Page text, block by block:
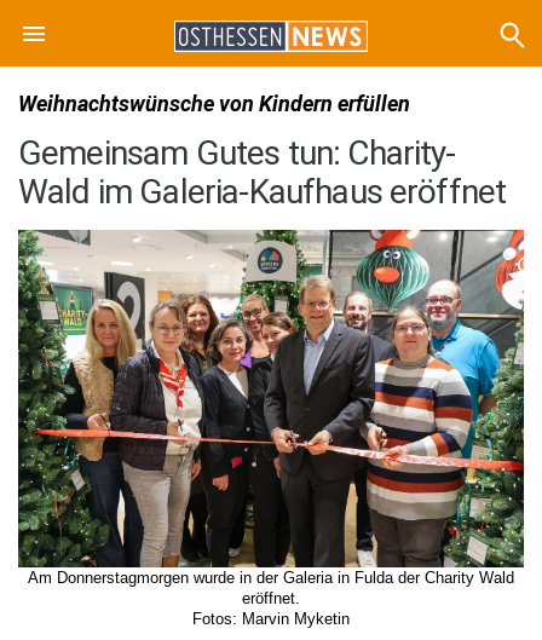
Weihnachtswünsche von Kindern erfüllen
Gemeinsam Gutes tun: Charity-
Wald im Galeria-Kaufhaus eröffnet
Am Donnerstagmorgen wurde in der Galeria in Fulda der Charity Wald
eröffnet.
Fotos: Marvin Myketin